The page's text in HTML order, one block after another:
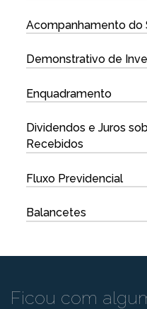
Acompanhamento
Demonstrativo de
Enquadramento
Dividendos e Juros
Recebidos
Fluxo Previdencial
Balancetes
Ficou com